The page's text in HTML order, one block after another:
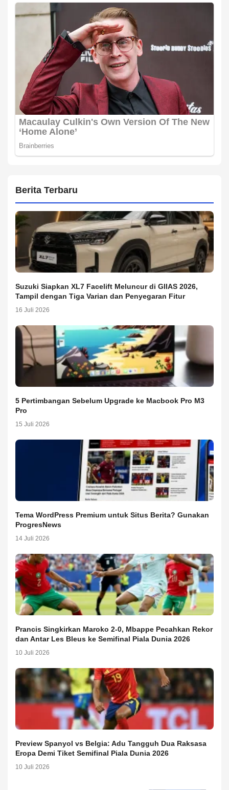
Berita Terbaru
Suzuki Siapkan XL7 Facelift Meluncur di GIIAS 2026,
Tampil dengan Tiga Varian dan Penyegaran Fitur
16 Juli 2026
5 Pertimbangan Sebelum Upgrade ke Macbook Pro M3
Pro
15 Juli 2026
Tema WordPress Premium untuk Situs Berita? Gunakan
ProgresNews
14 Juli 2026
Prancis Singkirkan Maroko 2-0, Mbappe Pecahkan Rekor
dan Antar Les Bleus ke Semifinal Piala Dunia 2026
10 Juli 2026
Preview Spanyol vs Belgia: Adu Tangguh Dua Raksasa
Eropa Demi Tiket Semifinal Piala Dunia 2026
10 Juli 2026